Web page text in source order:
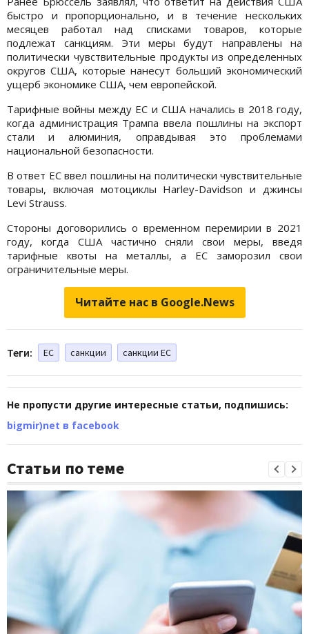
быстро и пропорционально, и в течение нескольких
месяцев работал над списками товаров, которые
подлежат санкциям. Эти меры будут направлены на
политически чувствительные продукты из определенных
округов США, которые нанесут больший экономический
ущерб экономике США, чем европейской.
Тарифные войны между ЕС и США начались в 2018 году,
когда администрация Трампа ввела пошлины на экспорт
стали и алюминия, оправдывая это проблемами
национальной безопасности.
В ответ ЕС ввел пошлины на политически чувствительные
товары, включая мотоциклы Harley-Davidson и джинсы
Levi Strauss.
Стороны договорились о временном перемирии в 2021
году, когда США частично сняли свои меры, введя
тарифные квоты на металлы, а ЕС заморозил свои
ограничительные меры.
Читайте нас в Google.News
Теги: ЕС санкции санкции ЕС
Не пропусти другие интересные статьи, подпишись:
bigmir)net в facebook
Статьи по теме